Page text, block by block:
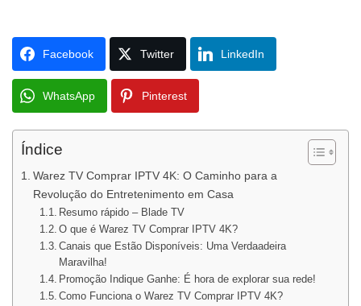
Facebook Twitter LinkedIn
WhatsApp Pinterest
Índice
Warez TV Comprar IPTV 4K: O Caminho para a
Revolução do Entretenimento em Casa
Resumo rápido – Blade TV
O que é Warez TV Comprar IPTV 4K?
Canais que Estão Disponíveis: Uma Verdaadeira
Maravilha!
Promoção Indique Ganhe: É hora de explorar sua rede!
Como Funciona o Warez TV Comprar IPTV 4K?